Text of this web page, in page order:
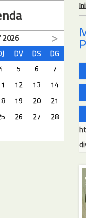
2026
DV DS DG
4 5 6
7
12 13
14
19 20
21
26 27
28